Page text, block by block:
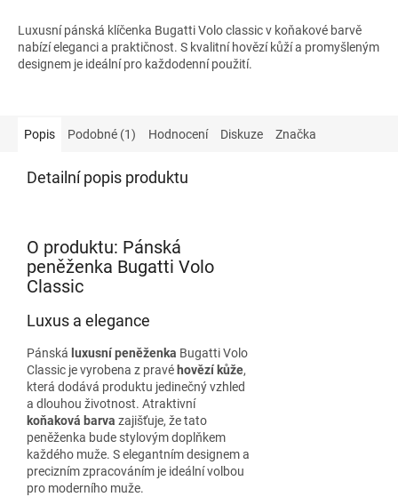
Luxusní pánská klíčenka Bugatti Volo classic v koňakové barvě
nabízí eleganci a praktičnost. S kvalitní hovězí kůží a promyšleným
designem je ideální pro každodenní použití.
Popis Podobné (1) Hodnocení Diskuze Značka
Detailní popis produktu
O produktu: Pánská
peněženka Bugatti Volo
Classic
Luxus a elegance
Pánská luxusní peněženka Bugatti Volo
Classic je vyrobena z pravé hovězí kůže,
která dodává produktu jedinečný vzhled
a dlouhou životnost. Atraktivní
koňaková barva zajišťuje, že tato
peněženka bude stylovým doplňkem
každého muže. S elegantním designem a
precizním zpracováním je ideální volbou
pro moderního muže.